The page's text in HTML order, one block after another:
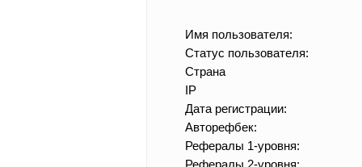
Имя пользователя:
Статус пользователя:
Страна
IP
Дата регистрации:
Авторефбек:
Рефералы 1-уровня:
Рефералы 2-уровня: